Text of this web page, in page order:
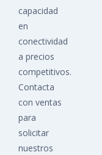
capacidad
en
conectividad
a precios
competitivos.
Contacta
con ventas
para
solicitar
nuestros